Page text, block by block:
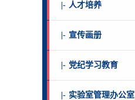
|- 人才培养
|- 宣传画册
|- 党纪学习教育
|- 实验室管理办公室